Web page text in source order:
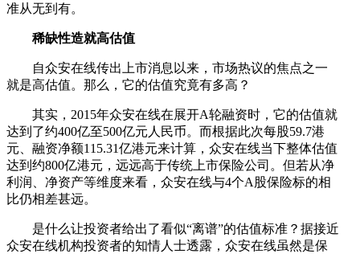
准从无到有。
稀缺性造就高估值
自众安在线传出上市消息以来，市场热议的焦点之一
就是高估值。那么，它的估值究竟有多高？
其实，2015年众安在线在展开A轮融资时，它的估值就
达到了约400亿至500亿元人民币。而根据此次每股59.7港
元、融资净额115.31亿港元来计算，众安在线当下整体估值
达到约800亿港元，远远高于传统上市保险公司。但若从净
利润、净资产等维度来看，众安在线与4个A股保险标的相
比仍相差甚远。
是什么让投资者给出了看似“离谱”的估值标准？据接近
众安在线机构投资者的知情人士透露，众安在线虽然是保